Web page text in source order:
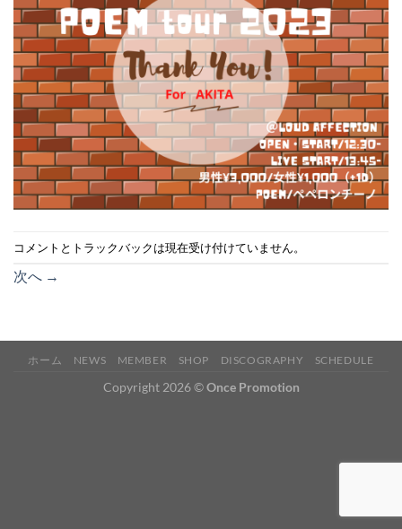
コメントとトラックバックは現在受け付けていません。
次へ →
ホーム NEWS MEMBER SHOP DISCOGRAPHY SCHEDULE
Copyright 2026 ©Once Promotion